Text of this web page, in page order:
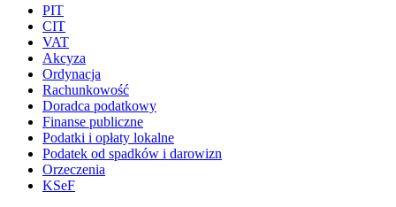
PIT
CIT
VAT
Akcyza
Ordynacja
Rachunkowość
Doradca podatkowy
Finanse publiczne
Podatki i opłaty lokalne
Podatek od spadków i darowizn
Orzeczenia
KSeF